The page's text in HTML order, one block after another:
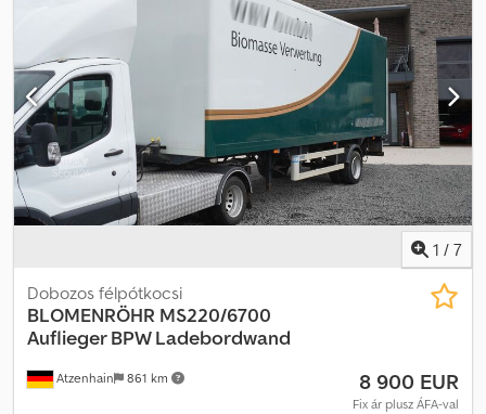
Egytengelyes * Légrugós felfüggesztés Dsdpfx Alszh Dlwedowa *
Dobfékek * Azonnal elérhető * A tévedés joga fenntartva Kérdése
van? Gyors tanácsadásért keressen minket bizalommal, akár
közvetlenül WhatsApp-on is! Amit kínálunk: Nettó vásárlás EU-s
adószámmal rendelkező cégek számára, valamint harmadik
országból érkező ügyfelek részére. Lízing és finanszírozás. Teljes
vámügyintézés. Rövid távú és export rendszámtáblák biztosítása.
Szállítás a kikötőbe. Az apróhirdetésen feltüntetett árak bruttó
árak, amelyek már tartalmazzák a törvényileg előírt 19% ÁFA-t.
1 / 7
Atzenhain 861 km
Dobozos félpótkocsi
BLOMENRÖHR MS220/6700
Auflieger BPW Ladebordwand
8 900 EUR
Fix ár plusz ÁFA-val